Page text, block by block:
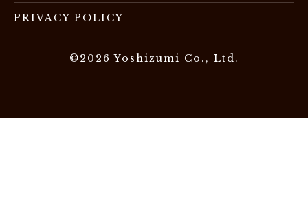
PRIVACY POLICY
©2026 Yoshizumi Co., Ltd.